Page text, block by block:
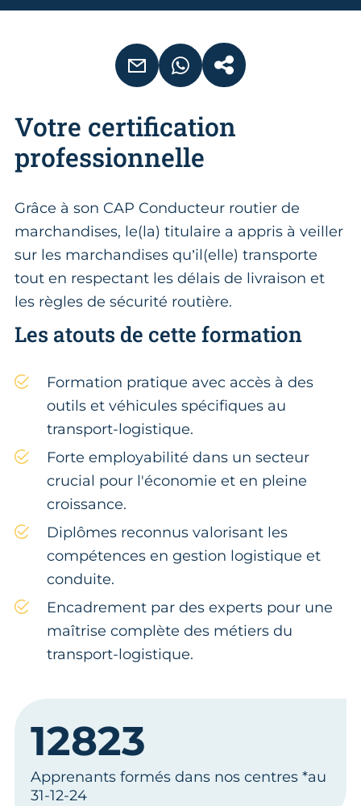
EMAIL WHATSAPPCOPIER LE LIEN
Votre certification
professionnelle
Grâce à son CAP Conducteur routier de
marchandises, le(la) titulaire a appris à veiller
sur les marchandises qu’il(elle) transporte
tout en respectant les délais de livraison et
les règles de sécurité routière.
Les atouts de cette formation
Formation pratique avec accès à des
outils et véhicules spécifiques au
transport-logistique.
Forte employabilité dans un secteur
crucial pour l'économie et en pleine
croissance.
Diplômes reconnus valorisant les
compétences en gestion logistique et
conduite.
Encadrement par des experts pour une
maîtrise complète des métiers du
transport-logistique.
12823
Apprenants formés dans nos centres *au
31-12-24